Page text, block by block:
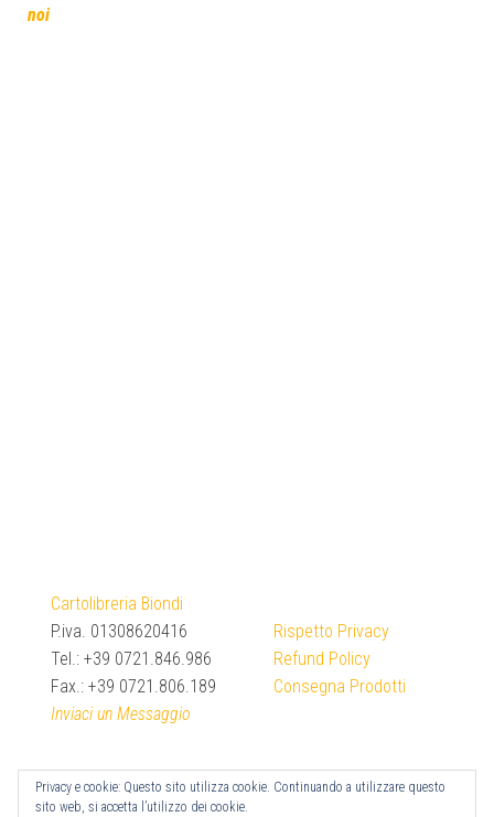
noi
Cartolibreria Biondi
P.iva. 01308620416
Tel.: +39 0721.846.986
Fax.: +39 0721.806.189
Inviaci un Messaggio
Rispetto Privacy
Refund Policy
Consegna Prodotti
Privacy e cookie: Questo sito utilizza cookie. Continuando a utilizzare questo
sito web, si accetta l’utilizzo dei cookie.